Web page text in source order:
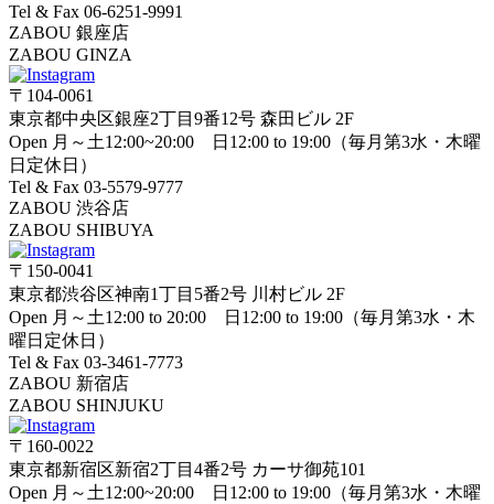
Tel & Fax 06-6251-9991
ZABOU 銀座店
ZABOU GINZA
〒104-0061
東京都中央区銀座2丁目9番12号 森田ビル 2F
Open 月～土12:00~20:00 日12:00 to 19:00（毎月第3水・木曜
日定休日）
Tel & Fax 03-5579-9777
ZABOU 渋谷店
ZABOU SHIBUYA
〒150-0041
東京都渋谷区神南1丁目5番2号 川村ビル 2F
Open 月～土12:00 to 20:00 日12:00 to 19:00（毎月第3水・木
曜日定休日）
Tel & Fax 03-3461-7773
ZABOU 新宿店
ZABOU SHINJUKU
〒160-0022
東京都新宿区新宿2丁目4番2号 カーサ御苑101
Open 月～土12:00~20:00 日12:00 to 19:00（毎月第3水・木曜